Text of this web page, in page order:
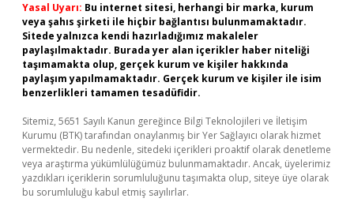
Yasal Uyarı: Bu internet sitesi, herhangi bir marka, kurum
veya şahıs şirketi ile hiçbir bağlantısı bulunmamaktadır.
Sitede yalnızca kendi hazırladığımız makaleler
paylaşılmaktadır. Burada yer alan içerikler haber niteliği
taşımamakta olup, gerçek kurum ve kişiler hakkında
paylaşım yapılmamaktadır. Gerçek kurum ve kişiler ile isim
benzerlikleri tamamen tesadüfidir.
Sitemiz, 5651 Sayılı Kanun gereğince Bilgi Teknolojileri ve İletişim
Kurumu (BTK) tarafından onaylanmış bir Yer Sağlayıcı olarak hizmet
vermektedir. Bu nedenle, sitedeki içerikleri proaktif olarak denetleme
veya araştırma yükümlülüğümüz bulunmamaktadır. Ancak, üyelerimiz
yazdıkları içeriklerin sorumluluğunu taşımakta olup, siteye üye olarak
bu sorumluluğu kabul etmiş sayılırlar.